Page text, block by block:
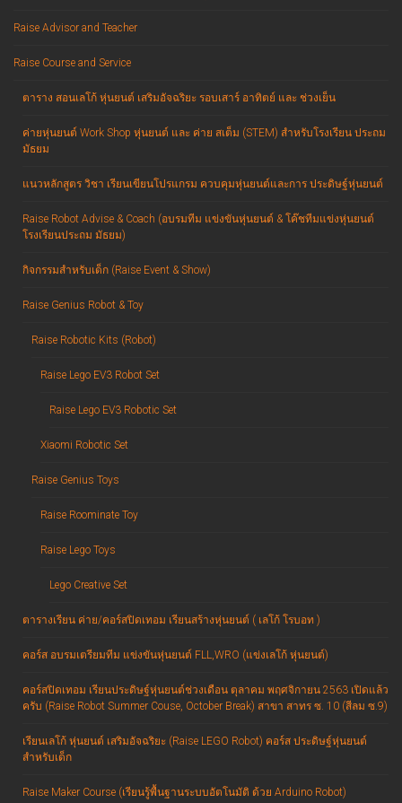
Raise Advisor and Teacher
Raise Course and Service
ตาราง สอนเลโก้ หุ่นยนต์ เสริมอัจฉริยะ รอบเสาร์ อาทิตย์ และ ช่วงเย็น
ค่ายหุ่นยนต์ Work Shop หุ่นยนต์ และ ค่าย สเต็ม (STEM) สำหรับโรงเรียน ประถม
มัธยม
แนวหลักสูตร วิชา เรียนเขียนโปรแกรม ควบคุมหุ่นยนต์และการ ประดิษฐ์หุ่นยนต์
Raise Robot Advise & Coach (อบรมทีม แข่งขันหุ่นยนต์ & โค๊ชทีมแข่งหุ่นยนต์
โรงเรียนประถม มัธยม)
กิจกรรมสำหรับเด็ก (Raise Event & Show)
Raise Genius Robot & Toy
Raise Robotic Kits (Robot)
Raise Lego EV3 Robot Set
Raise Lego EV3 Robotic Set
Xiaomi Robotic Set
Raise Genius Toys
Raise Roominate Toy
Raise Lego Toys
Lego Creative Set
ตารางเรียน ค่าย/คอร์สปิดเทอม เรียนสร้างหุ่นยนต์ ( เลโก้ โรบอท )
คอร์ส อบรมเตรียมทีม แข่งขันหุ่นยนต์ FLL,WRO (แข่งเลโก้ หุ่นยนต์)
คอร์สปิดเทอม เรียนประดิษฐ์หุ่นยนต์ช่วงเดือน ตุลาคม พฤศจิกายน 2563 เปิดแล้ว
ครับ (Raise Robot Summer Couse, October Break) สาขา สาทร ซ. 10 (สีลม ซ.9)
เรียนเลโก้ หุ่นยนต์ เสริมอัจฉริยะ (Raise LEGO Robot) คอร์ส ประดิษฐ์หุ่นยนต์
สำหรับเด็ก
Raise Maker Course (เรียนรู้พื้นฐานระบบอัตโนมัติ ด้วย Arduino Robot)